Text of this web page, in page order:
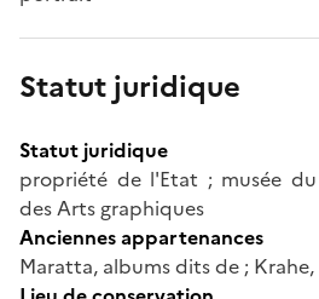
Statut juridique
Statut juridique
propriété de l'Etat ; musée
des Arts graphiques
Anciennes appartenances
Maratta, albums dits de ;